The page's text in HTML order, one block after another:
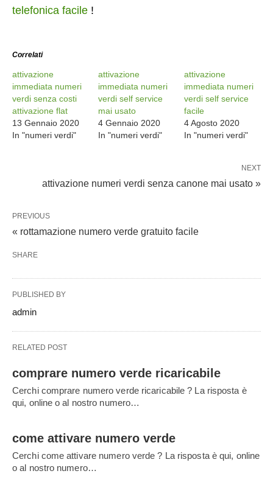
telefonica facile !
Correlati
attivazione
immediata numeri
verdi senza costi
attivazione flat
13 Gennaio 2020
In "numeri verdi"
attivazione
immediata numeri
verdi self service
mai usato
4 Gennaio 2020
In "numeri verdi"
attivazione
immediata numeri
verdi self service
facile
4 Agosto 2020
In "numeri verdi"
NEXT
attivazione numeri verdi senza canone mai usato »
PREVIOUS
« rottamazione numero verde gratuito facile
SHARE
PUBLISHED BY
admin
RELATED POST
comprare numero verde ricaricabile
Cerchi comprare numero verde ricaricabile ? La risposta è
qui, online o al nostro numero…
come attivare numero verde
Cerchi come attivare numero verde ? La risposta è qui, online
o al nostro numero…